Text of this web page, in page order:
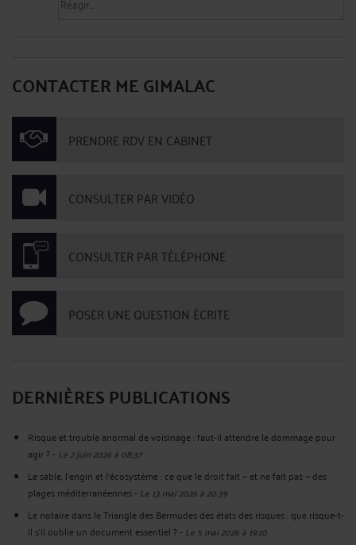
CONTACTER ME GIMALAC
PRENDRE RDV EN CABINET
CONSULTER PAR VIDÉO
CONSULTER PAR TÉLÉPHONE
POSER UNE QUESTION ÉCRITE
DERNIÈRES PUBLICATIONS
Risque et trouble anormal de voisinage : faut-il attendre le dommage pour
agir ?- Le 2 juin 2026 à 08:37
Le sable, l'engin et l'écosystème : ce que le droit fait — et ne fait pas — des
plages méditerranéennes- Le 13 mai 2026 à 20:39
Le notaire dans le Triangle des Bermudes des états des risques : que risque-t-
il s'il oublie un document essentiel ?- Le 5 mai 2026 à 19:10